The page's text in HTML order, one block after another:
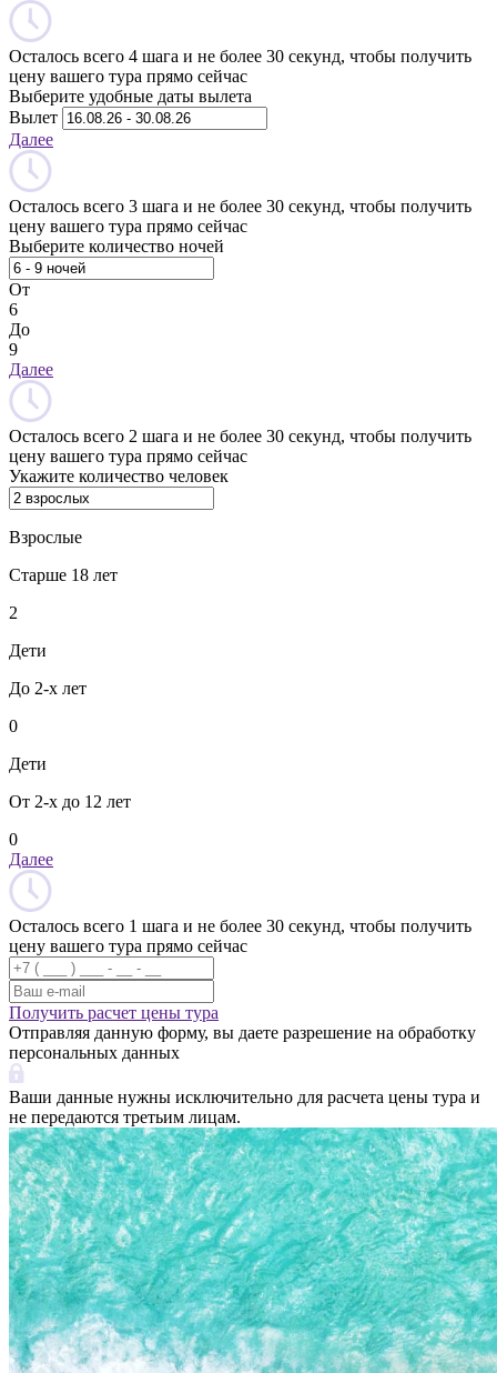
Осталось всего 4 шага и не более 30 секунд, чтобы получить
цену вашего тура прямо сейчас
Выберите удобные даты вылета
Вылет
Далее
Осталось всего 3 шага и не более 30 секунд, чтобы получить
цену вашего тура прямо сейчас
Выберите количество ночей
От
6
До
9
Далее
Осталось всего 2 шага и не более 30 секунд, чтобы получить
цену вашего тура прямо сейчас
Укажите количество человек
Взрослые
Старше 18 лет
2
Дети
До 2-х лет
0
Дети
От 2-х до 12 лет
0
Далее
Осталось всего 1 шага и не более 30 секунд, чтобы получить
цену вашего тура прямо сейчас
Получить расчет цены тура
Отправляя данную форму, вы даете разрешение на обработку
персональных данных
Ваши данные нужны исключительно для расчета цены тура и
не передаются третьим лицам.